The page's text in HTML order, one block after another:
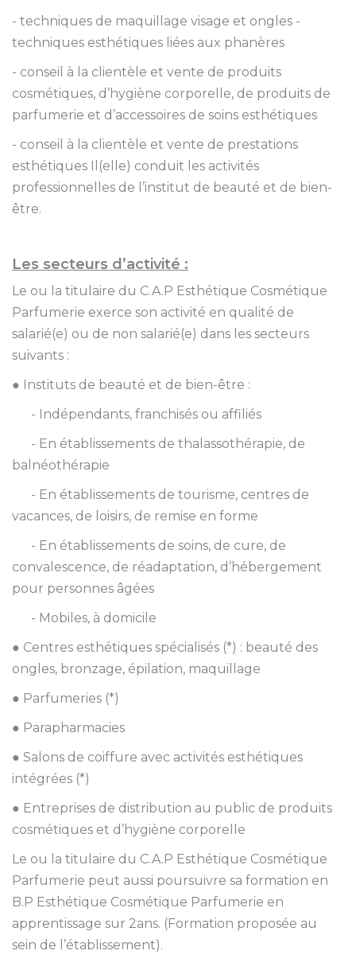
- techniques de maquillage visage et ongles -
techniques esthétiques liées aux phanères
- conseil à la clientèle et vente de produits
cosmétiques, d’hygiène corporelle, de produits de
parfumerie et d’accessoires de soins esthétiques
- conseil à la clientèle et vente de prestations
esthétiques Il(elle) conduit les activités
professionnelles de l’institut de beauté et de bien-
être.
Les secteurs d’activité :
Le ou la titulaire du C.A.P Esthétique Cosmétique
Parfumerie exerce son activité en qualité de
salarié(e) ou de non salarié(e) dans les secteurs
suivants :
● Instituts de beauté et de bien-être :
- Indépendants, franchisés ou affiliés
- En établissements de thalassothérapie, de
balnéothérapie
- En établissements de tourisme, centres de
vacances, de loisirs, de remise en forme
- En établissements de soins, de cure, de
convalescence, de réadaptation, d’hébergement
pour personnes âgées
- Mobiles, à domicile
● Centres esthétiques spécialisés (*) : beauté des
ongles, bronzage, épilation, maquillage
● Parfumeries (*)
● Parapharmacies
● Salons de coiffure avec activités esthétiques
intégrées (*)
● Entreprises de distribution au public de produits
cosmétiques et d’hygiène corporelle
Le ou la titulaire du C.A.P Esthétique Cosmétique
Parfumerie peut aussi poursuivre sa formation en
B.P Esthétique Cosmétique Parfumerie en
apprentissage sur 2ans. (Formation proposée au
sein de l’établissement).